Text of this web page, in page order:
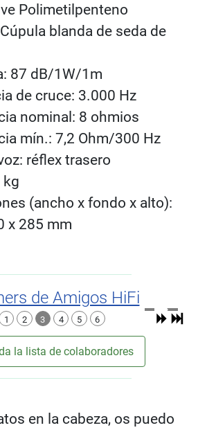
Polimetilpenteno
blanda de seda de
87 dB/1W/1m
de cruce: 3.000 Hz
nominal: 8 ohmios
mín.: 7,2 Ohm/300 Hz
réflex trasero
kg
(ancho x fondo x alto):
x 285 mm
de Amigos HiFi
1 2 3 4 5 6
la lista de colaboradores
en la cabeza, os puedo